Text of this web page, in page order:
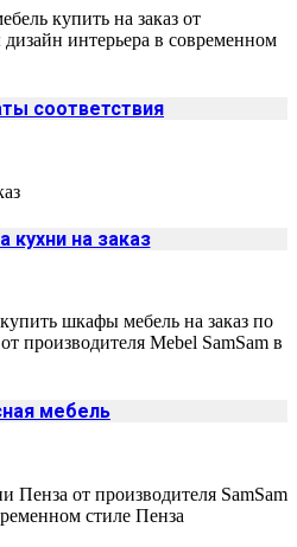
соответствия
кухни на заказ
мебель